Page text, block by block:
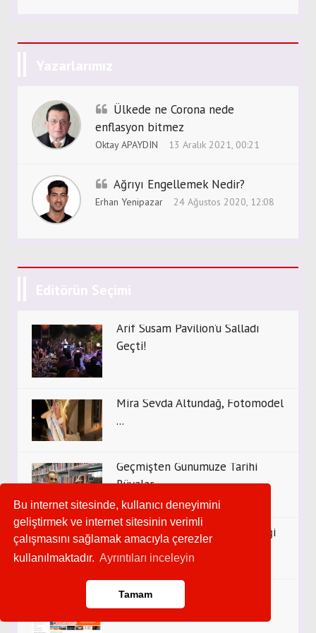
Bu internet sitesinde, kullanıcı deneyimini
geliştirmek ve internet sitesinin verimli
çalışmasını sağlamak amacıyla çerezler
kullanılmaktadır. Ayrıntıları inceleyin
Tamam
Yazarlarımız
Ülkede ne Corona nede
enflasyon bitmez
Oktay APAYDIN 13 Aralık 2021, 00:21
Ağrıyı Engellemek Nedir?
Erhan Yenipazar 24 Ağustos 2020, 12:08
Editörün Seçimi
Arif Susam Pavilion’u Salladı
Geçti!
Mira Sevda Altundağ, Fotomodel
...
Geçmişten Günümüze Tarihi
Rüyalar
Atanamayan Uzmanlar Derneği
Kadın ...
Ayvalığın yeni firma rehberi ...